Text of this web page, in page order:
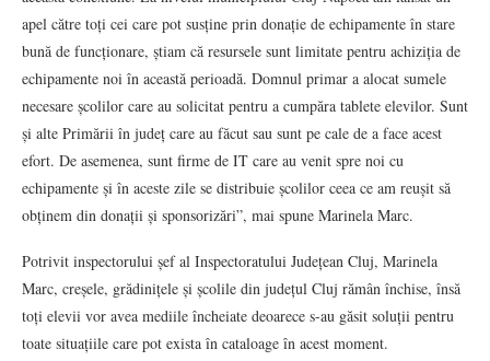
apel către toți cei care pot susține prin donație de echipamente în stare
bună de funcționare, știam că resursele sunt limitate pentru achiziția de
echipamente noi în această perioadă. Domnul primar a alocat sumele
necesare școlilor care au solicitat pentru a cumpăra tablete elevilor. Sunt
și alte Primării în județ care au făcut sau sunt pe cale de a face acest
efort. De asemenea, sunt firme de IT care au venit spre noi cu
echipamente și în aceste zile se distribuie școlilor ceea ce am reușit să
obținem din donații și sponsorizări”, mai spune Marinela Marc.
Potrivit inspectorului șef al Inspectoratului Județean Cluj, Marinela
Marc, creșele, grădinițele și școlile din județul Cluj rămân închise, însă
toți elevii vor avea mediile încheiate deoarece s-au găsit soluții pentru
toate situațiile care pot exista în cataloage în acest moment.